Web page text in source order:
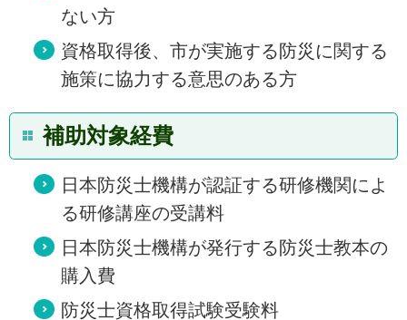
ない方
資格取得後、市が実施する防災に関する
施策に協力する意思のある方
補助対象経費
日本防災士機構が認証する研修機関によ
る研修講座の受講料
日本防災士機構が発行する防災士教本の
購入費
防災士資格取得試験受験料